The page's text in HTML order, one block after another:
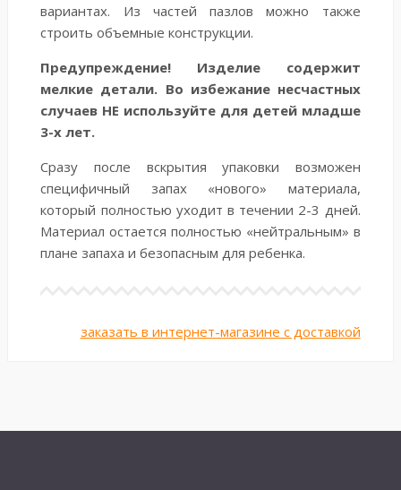
вариантах. Из частей пазлов можно также
строить объемные конструкции.
Предупреждение! Изделие содержит
мелкие детали. Во избежание несчастных
случаев НЕ используйте для детей младше
3-х лет.
Сразу после вскрытия упаковки возможен
специфичный запах «нового» материала,
который полностью уходит в течении 2-3 дней.
Материал остается полностью «нейтральным» в
плане запаха и безопасным для ребенка.
заказать в интернет-магазине с доставкой